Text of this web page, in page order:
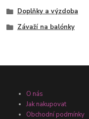
Doplňky a výzdoba
Závaží na balónky
O nás
Jak nakupovat
Obchodní podmínky